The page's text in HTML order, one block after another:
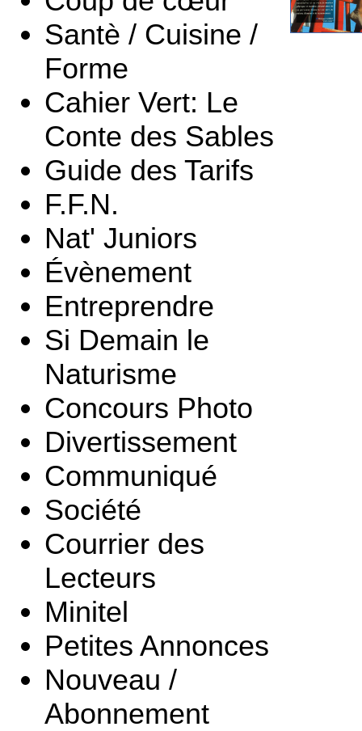
Santè / Cuisine /
Forme
Cahier Vert: Le
Conte des Sables
Guide des Tarifs
F.F.N.
Nat' Juniors
Évènement
Entreprendre
Si Demain le
Naturisme
Concours Photo
Divertissement
Communiqué
Société
Courrier des
Lecteurs
Minitel
Petites Annonces
Nouveau /
Abonnement